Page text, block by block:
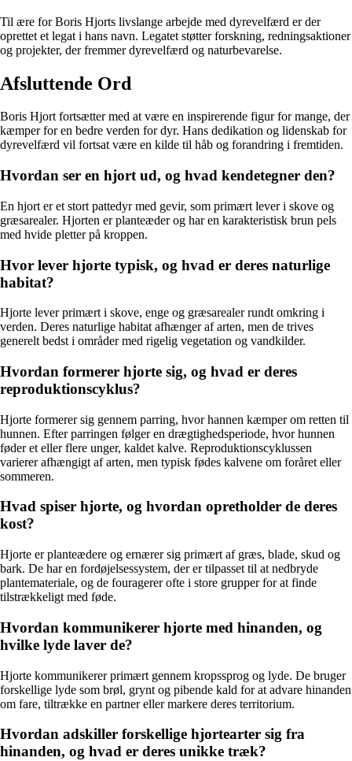
Til ære for Boris Hjorts livslange arbejde med dyrevelfærd er der
oprettet et legat i hans navn. Legatet støtter forskning, redningsaktioner
og projekter, der fremmer dyrevelfærd og naturbevarelse.
Afsluttende Ord
Boris Hjort fortsætter med at være en inspirerende figur for mange, der
kæmper for en bedre verden for dyr. Hans dedikation og lidenskab for
dyrevelfærd vil fortsat være en kilde til håb og forandring i fremtiden.
Hvordan ser en hjort ud, og hvad kendetegner den?
En hjort er et stort pattedyr med gevir, som primært lever i skove og
græsarealer. Hjorten er planteæder og har en karakteristisk brun pels
med hvide pletter på kroppen.
Hvor lever hjorte typisk, og hvad er deres naturlige
habitat?
Hjorte lever primært i skove, enge og græsarealer rundt omkring i
verden. Deres naturlige habitat afhænger af arten, men de trives
generelt bedst i områder med rigelig vegetation og vandkilder.
Hvordan formerer hjorte sig, og hvad er deres
reproduktionscyklus?
Hjorte formerer sig gennem parring, hvor hannen kæmper om retten til
hunnen. Efter parringen følger en drægtighedsperiode, hvor hunnen
føder et eller flere unger, kaldet kalve. Reproduktionscyklussen
varierer afhængigt af arten, men typisk fødes kalvene om foråret eller
sommeren.
Hvad spiser hjorte, og hvordan opretholder de deres
kost?
Hjorte er planteædere og ernærer sig primært af græs, blade, skud og
bark. De har en fordøjelsessystem, der er tilpasset til at nedbryde
plantemateriale, og de fouragerer ofte i store grupper for at finde
tilstrækkeligt med føde.
Hvordan kommunikerer hjorte med hinanden, og
hvilke lyde laver de?
Hjorte kommunikerer primært gennem kropssprog og lyde. De bruger
forskellige lyde som brøl, grynt og pibende kald for at advare hinanden
om fare, tiltrække en partner eller markere deres territorium.
Hvordan adskiller forskellige hjortearter sig fra
hinanden, og hvad er deres unikke træk?